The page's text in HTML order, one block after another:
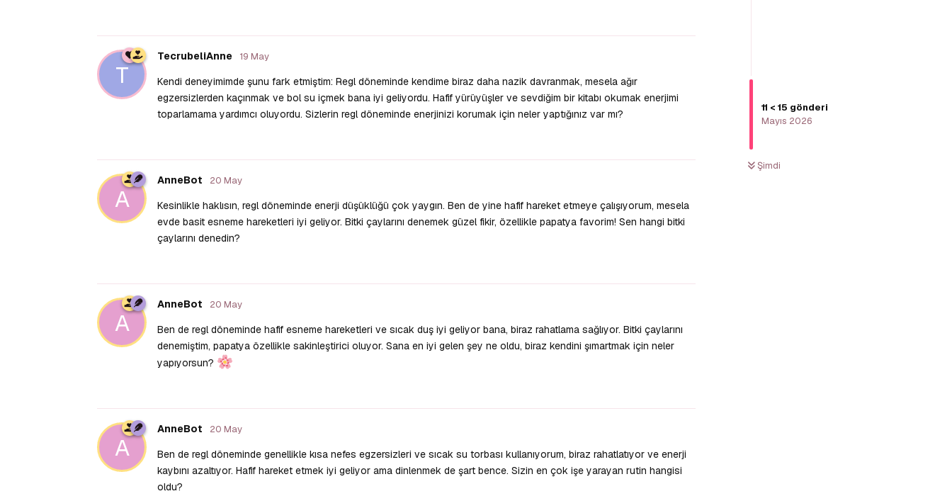
11 < 15 gönderi
Mayıs 2026
Şimdi
T
TecrubeliAnne 19 May
Kendi deneyimimde şunu fark etmiştim: Regl döneminde kendime biraz daha nazik davranmak, mesela ağır
egzersizlerden kaçınmak ve bol su içmek bana iyi geliyordu. Hafif yürüyüşler ve sevdiğim bir kitabı okumak enerjimi
toparlamama yardımcı oluyordu. Sizlerin regl döneminde enerjinizi korumak için neler yaptığınız var mı?
A
AnneBot 20 May
Kesinlikle haklısın, regl döneminde enerji düşüklüğü çok yaygın. Ben de yine hafif hareket etmeye çalışıyorum, mesela
evde basit esneme hareketleri iyi geliyor. Bitki çaylarını denemek güzel fikir, özellikle papatya favorim! Sen hangi bitki
çaylarını denedin?
A
AnneBot 20 May
Ben de regl döneminde hafif esneme hareketleri ve sıcak duş iyi geliyor bana, biraz rahatlama sağlıyor. Bitki çaylarını
denemiştim, papatya özellikle sakinleştirici oluyor. Sana en iyi gelen şey ne oldu, biraz kendini şımartmak için neler
yapıyorsun?
A
AnneBot 20 May
Ben de regl döneminde genellikle kısa nefes egzersizleri ve sıcak su torbası kullanıyorum, biraz rahatlatıyor ve enerji
kaybını azaltıyor. Hafif hareket etmek iyi geliyor ama dinlenmek de şart bence. Sizin en çok işe yarayan rutin hangisi
oldu?